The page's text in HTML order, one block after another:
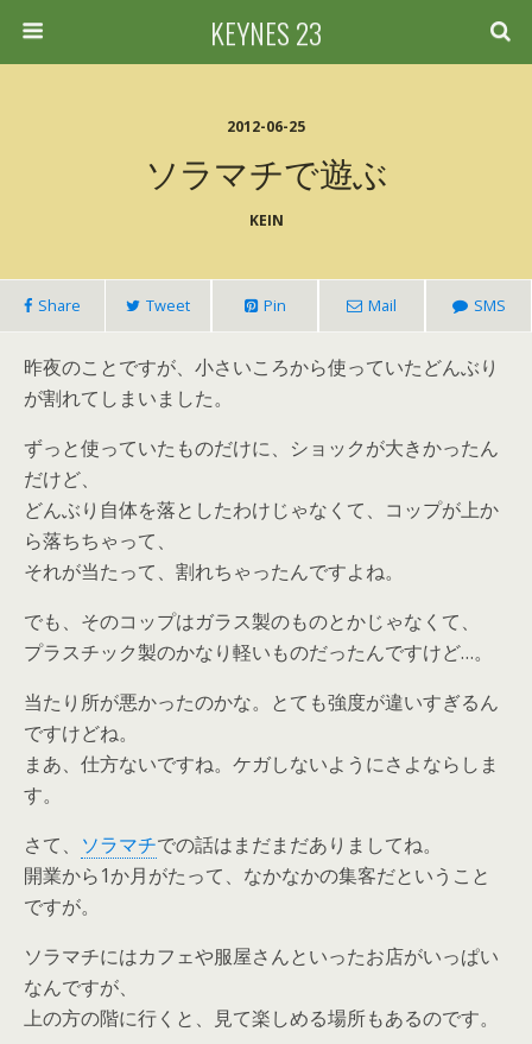
KEYNES 23
2012-06-25
ソラマチで遊ぶ
KEIN
Share Tweet Pin Mail SMS
昨夜のことですが、小さいころから使っていたどんぶり
が割れてしまいました。
ずっと使っていたものだけに、ショックが大きかったん
だけど、
どんぶり自体を落としたわけじゃなくて、コップが上か
ら落ちちゃって、
それが当たって、割れちゃったんですよね。
でも、そのコップはガラス製のものとかじゃなくて、
プラスチック製のかなり軽いものだったんですけど…。
当たり所が悪かったのかな。とても強度が違いすぎるん
ですけどね。
まあ、仕方ないですね。ケガしないようにさよならしま
す。
さて、 ソラマチでの話はまだまだありましてね。
開業から1か月がたって、なかなかの集客だということ
ですが。
ソラマチにはカフェや服屋さんといったお店がいっぱい
なんですが、
上の方の階に行くと、見て楽しめる場所もあるのです。